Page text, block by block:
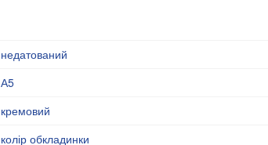
недатований
А5
кремовий
колір обкладинки